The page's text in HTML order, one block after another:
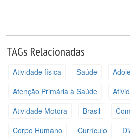
TAGs Relacionadas
Atividade física Saúde
Atenção Primária à Saúde
Atividade Motora
Brasil
Corpo Humano
Currículo